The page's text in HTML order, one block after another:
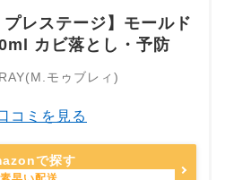
プレステージ】モールド
カビ落とし・予防
モゥブレィ)
コミを見る
で探す